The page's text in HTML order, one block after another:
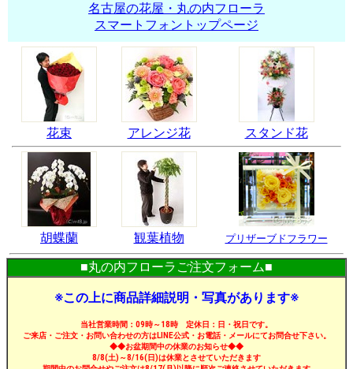
名古屋の花屋・丸の内フローラ
スマートフォントップページ
花束 アレンジ花 スタンド花
胡蝶蘭 観葉植物 プリザーブドフラワー
■丸の内フローラご注文フォーム■
※この上に商品詳細説明・写真があります※
当社営業時間：09時～18時 定休日：日・祝日です。
ご来店・ご注文・お問い合わせの方はLINE公式・お電話・メールにてお問合せ下さい。
◆◆お盆期間中の休業のお知らせ◆◆
8/8(土)～8/16(日)は休業とさせていただきます